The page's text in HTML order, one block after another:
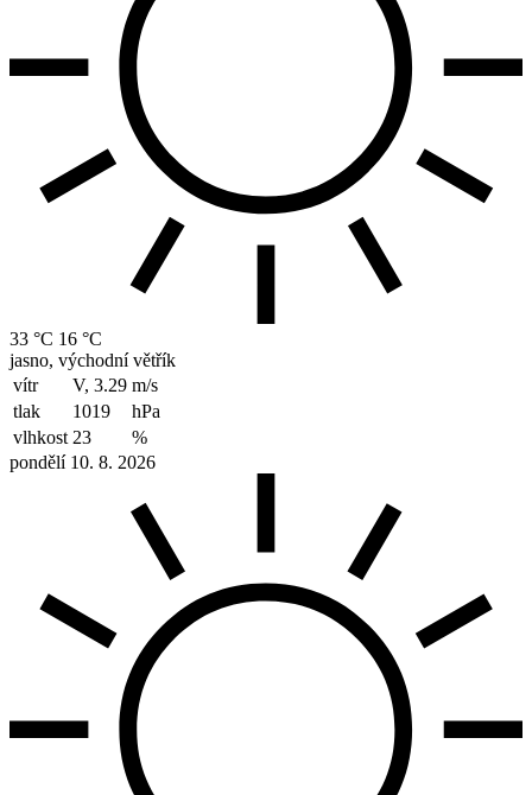
33 °C 16 °C
jasno, východní větřík
vítr
V, 3.29 m/s
tlak
1019
hPa
vlhkost 23
%
pondělí 10. 8. 2026